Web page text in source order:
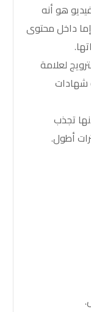
هو أنه
إما داخل محتوى
لعلامة
شهادات
تجذب
أطول.